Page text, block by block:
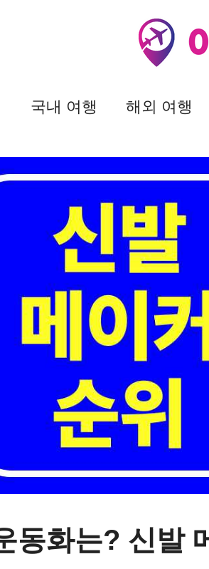
국내 여행 해외 여행
동화는? 신발